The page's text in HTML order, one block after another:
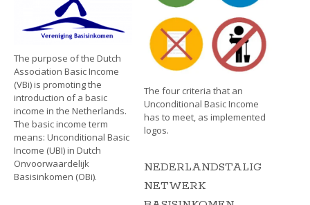
The purpose of the Dutch
Association Basic Income
(VBi) is promoting the
introduction of a basic
income in the Netherlands.
The basic income term
means: Unconditional Basic
Income (UBI) in Dutch
Onvoorwaardelijk
Basisinkomen (OBi).
The four criteria that an
Unconditional Basic Income
has to meet, as implemented
logos.
NEDERLANDSTALIG
NETWERK